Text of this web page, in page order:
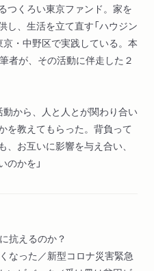
つくろい東京ファンド。家を
し、生活を立て直す「ハウジン
京・中野区で実践している。本
者が、その活動に伴走した２
動から、人と人とが関わり合い
を教えてもらった。背負って
お互いに影響を与え合い、
かを」
抗えるのか？
なった／新型コロナ災害緊急